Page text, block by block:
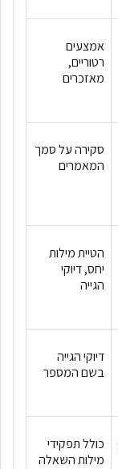
אמצעים
רטוריים,
מאזכרים
סקירה על סמך
המאמרים
הטיית מילות
יחס, דיוקי
הגייה
דיוקי הגייה
בשם המספר
כולל תפקידי
מילות השאלה